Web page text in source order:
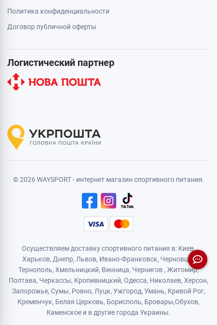
Политика конфиденциальности
Договор публичной оферты
Логистический партнер
© 2026 WAYSPORT - интернет магазин спортивного питания.
Осуществляем доставку спортивного питания в: Киев,
Харьков, Днепр, Львов, Ивано-Франковск, Черновцы,
Тернополь, Хмельницкий, Винница, Чернигов , Житомир,
Полтава, Черкассы, Кропивницкий, Одесса, Николаев, Херсон,
Запорожье, Сумы, Ровно, Луцк, Ужгород, Умань, Кривой Рог,
Кременчук, Белая Церковь, Борисполь, Бровары,Обухов,
Каменское и в другие города Украины.